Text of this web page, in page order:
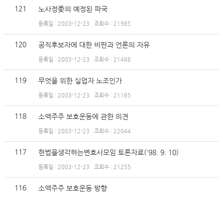
121 노사정委의 예정된 파국
등록일 : 2003-12-23 조회수 : 21985
120 공직후보자에 대한 비판과 언론의 자유
등록일 : 2003-12-23 조회수 : 21466
119 무엇을 위한 실업자 노조인가
등록일 : 2003-12-23 조회수 : 21165
118 소액주주 보호운동에 관한 의견
등록일 : 2003-12-23 조회수 : 22044
117 헌법을생각하는변호사모임 토론자료('98. 9. 10)
등록일 : 2003-12-23 조회수 : 21255
116 소액주주 보호운동 방향